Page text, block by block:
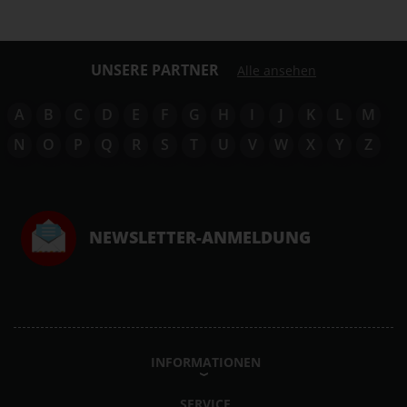
UNSERE PARTNER Alle ansehen
A B C D E F G H I J K L
M
N
O P Q R S T U V W X Y Z
NEWSLETTER-ANMELDUNG
INFORMATIONEN